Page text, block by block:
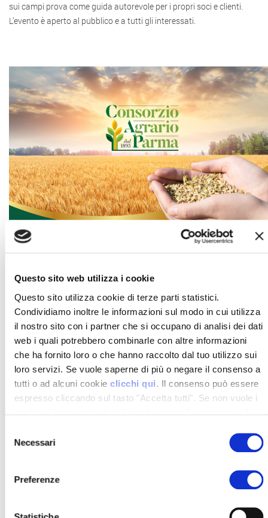
Questo sito web utilizza i cookie
Questo sito utilizza cookie di terze parti statistici.
Condividiamo inoltre le informazioni sul modo in cui utilizza
il nostro sito con i partner che si occupano di analisi dei dati
web i quali potrebbero combinarle con altre informazioni
che ha fornito loro o che hanno raccolto dal tuo utilizzo sui
loro servizi. Se vuole saperne di più o negare il consenso a
tutti o ad alcuni cookie clicchi qui. Il consenso può essere
espresso cliccando sul tasto "Accetta tutti". Se non vuole i
delNecessari
Preferenze
sui campi prova come guida autorevole per i propri soci e clienti.
L’evento è aperto al pubblico e a tutti gli interessati.